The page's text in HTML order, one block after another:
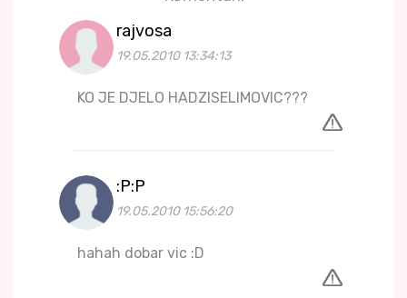
rajvosa
19.05.2010 13:34:13
KO JE DJELO HADZISELIMOVIC???
:P:P
19.05.2010 15:56:20
hahah dobar vic :D